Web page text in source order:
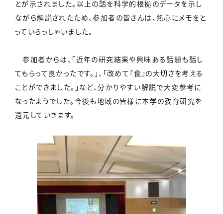
とが示されました。以上の話を科学的根拠のデータを示し
ながら解説されたため、参加者の皆さんは、熱心にメモをと
っていらっしゃいました。
参加者からは、「近年の研究結果や興味ある話題も話し
てもらって良かったです。」、「改めて『食』の大切さを考える
ことができました。」など、分かりやすい解説で大変参考に
なったようでした。今後も地域の皆様に本学の教育研究を
還元していきます。